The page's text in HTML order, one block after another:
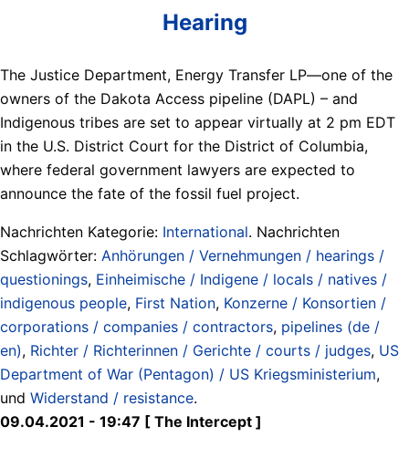
Hearing
The Justice Department, Energy Transfer LP—one of the
owners of the Dakota Access pipeline (DAPL) – and
Indigenous tribes are set to appear virtually at 2 pm EDT
in the U.S. District Court for the District of Columbia,
where federal government lawyers are expected to
announce the fate of the fossil fuel project.
Nachrichten Kategorie: International. Nachrichten
Schlagwörter: Anhörungen / Vernehmungen / hearings /
questionings, Einheimische / Indigene / locals / natives /
indigenous people, First Nation, Konzerne / Konsortien /
corporations / companies / contractors, pipelines (de /
en), Richter / Richterinnen / Gerichte / courts / judges, US
Department of War (Pentagon) / US Kriegsministerium,
und Widerstand / resistance.
09.04.2021 - 19:47 [ The Intercept ]